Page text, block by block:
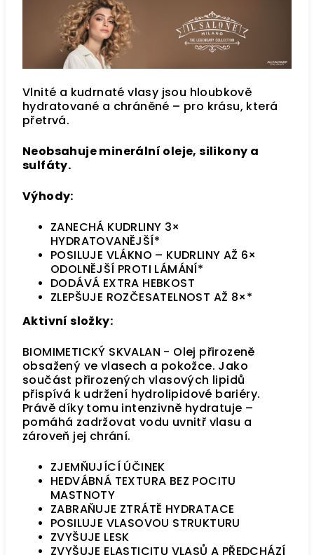
Vlnité a kudrnaté vlasy jsou hloubkově
hydratované a chráněné – pro krásu, která
přetrvá.
Neobsahuje minerální oleje, silikony a
sulfáty.
Výhody:
ZANECHÁ KUDRLINY 3×
HYDRATOVANĚJŠÍ*
POSILUJE VLÁKNO – KUDRLINY AŽ 6×
ODOLNĚJŠÍ PROTI LÁMÁNÍ*
DODÁVÁ EXTRA HEBKOST
ZLEPŠUJE ROZČESATELNOST AŽ 8×*
Aktivní složky:
BIOMIMETICKÝ SKVALAN - Olej přirozeně
obsažený ve vlasech a pokožce. Jako
součást přirozených vlasových lipidů
přispívá k udržení hydrolipidové bariéry.
Právě díky tomu intenzivně hydratuje –
pomáhá zadržovat vodu uvnitř vlasu a
zároveň jej chrání.
ZJEMŇUJÍCÍ ÚČINEK
HEDVÁBNÁ TEXTURA BEZ POCITU
MASTNOTY
ZABRAŇUJE ZTRÁTĚ HYDRATACE
POSILUJE VLASOVOU STRUKTURU
ZVYŠUJE LESK
ZVYŠUJE ELASTICITU VLASŮ A PŘEDCHÁZÍ